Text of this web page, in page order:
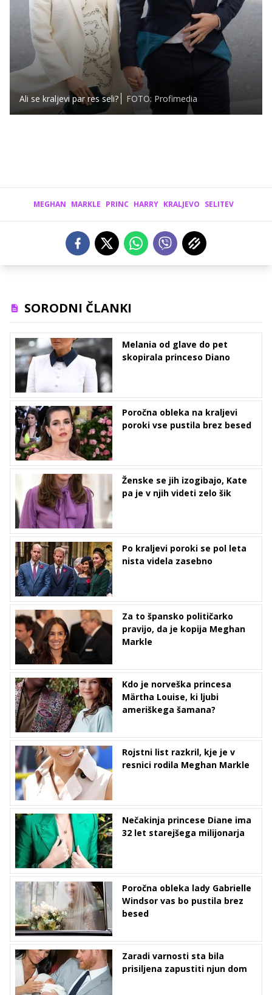
Ali se kraljevi par res seli? FOTO: Profimedia
MEGHAN MARKLE PRINC HARRY KRALJEVO SELITEV
SORODNI ČLANKI
Melania od glave do pet
skopirala princeso Diano
Poročna obleka na kraljevi
poroki vse pustila brez besed
Ženske se jih izogibajo, Kate
pa je v njih videti zelo šik
Po kraljevi poroki se pol leta
nista videla zasebno
Za to špansko političarko
pravijo, da je kopija Meghan
Markle
Kdo je norveška princesa
Märtha Louise, ki ljubi
ameriškega šamana?
Rojstni list razkril, kje je v
resnici rodila Meghan Markle
Nečakinja princese Diane ima
32 let starejšega milijonarja
Poročna obleka lady Gabrielle
Windsor vas bo pustila brez
besed
Zaradi varnosti sta bila
prisiljena zapustiti njun dom